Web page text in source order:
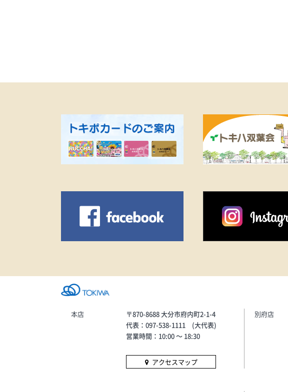
本店
〒870-8688 大分市府内町2-1-4
代表：097-538-1111 (大代表)
営業時間：10:00 〜 18:30
アクセスマップ
別府店